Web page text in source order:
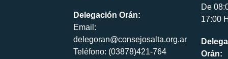
Delegación Orán:
Email:
delegoran@consejosalta.org.ar
Teléfono: (03878)421-764
De
17:00
Orán: